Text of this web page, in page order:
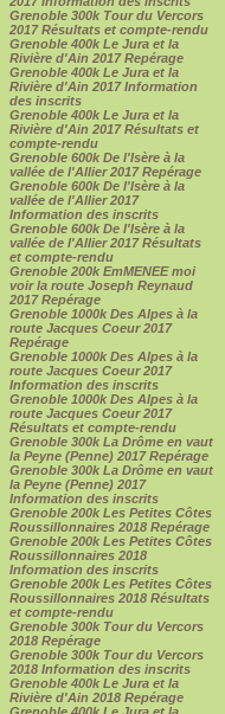
Grenoble 300k Tour du Vercors
2017 Résultats et compte-rendu
Grenoble 400k Le Jura et la
Rivière d'Ain 2017 Repérage
Grenoble 400k Le Jura et la
Rivière d'Ain 2017 Information
des inscrits
Grenoble 400k Le Jura et la
Rivière d'Ain 2017 Résultats et
compte-rendu
Grenoble 600k De l'Isère à la
vallée de l'Allier 2017 Repérage
Grenoble 600k De l'Isère à la
vallée de l'Allier 2017
Information des inscrits
Grenoble 600k De l'Isère à la
vallée de l'Allier 2017 Résultats
et compte-rendu
Grenoble 200k EmMENEE moi
voir la route Joseph Reynaud
2017 Repérage
Grenoble 1000k Des Alpes à la
route Jacques Coeur 2017
Repérage
Grenoble 1000k Des Alpes à la
route Jacques Coeur 2017
Information des inscrits
Grenoble 1000k Des Alpes à la
route Jacques Coeur 2017
Résultats et compte-rendu
Grenoble 300k La Drôme en vaut
la Peyne (Penne) 2017 Repérage
Grenoble 300k La Drôme en vaut
la Peyne (Penne) 2017
Information des inscrits
Grenoble 200k Les Petites Côtes
Roussillonnaires 2018 Repérage
Grenoble 200k Les Petites Côtes
Roussillonnaires 2018
Information des inscrits
Grenoble 200k Les Petites Côtes
Roussillonnaires 2018 Résultats
et compte-rendu
Grenoble 300k Tour du Vercors
2018 Repérage
Grenoble 300k Tour du Vercors
2018 Information des inscrits
Grenoble 400k Le Jura et la
Rivière d'Ain 2018 Repérage